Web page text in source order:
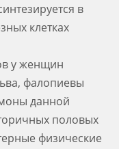
в
клетках
у женщин
фалопиевы
данной
половых
физические